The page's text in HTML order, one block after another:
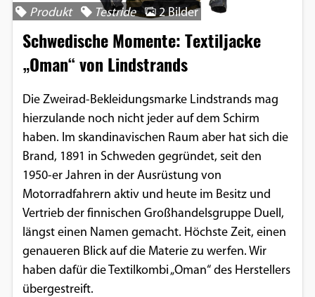
Produkt Testride 2 Bilder
Schwedische Momente: Textiljacke
„Oman“ von Lindstrands
Die Zweirad-Bekleidungsmarke Lindstrands mag
hierzulande noch nicht jeder auf dem Schirm
haben. Im skandinavischen Raum aber hat sich die
Brand, 1891 in Schweden gegründet, seit den
1950-er Jahren in der Ausrüstung von
Motorradfahrern aktiv und heute im Besitz und
Vertrieb der finnischen Großhandelsgruppe Duell,
längst einen Namen gemacht. Höchste Zeit, einen
genaueren Blick auf die Materie zu werfen. Wir
haben dafür die Textilkombi „Oman“ des Herstellers
übergestreift.